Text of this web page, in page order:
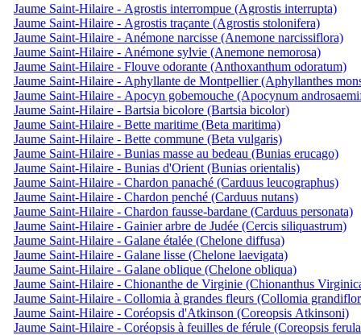
Jaume Saint-Hilaire - Agrostis interrompue (Agrostis interrupta)
Jaume Saint-Hilaire - Agrostis traçante (Agrostis stolonifera)
Jaume Saint-Hilaire - Anémone narcisse (Anemone narcissiflora)
Jaume Saint-Hilaire - Anémone sylvie (Anemone nemorosa)
Jaume Saint-Hilaire - Flouve odorante (Anthoxanthum odoratum)
Jaume Saint-Hilaire - Aphyllante de Montpellier (Aphyllanthes
Jaume Saint-Hilaire - Apocyn gobemouche (Apocynum
Jaume Saint-Hilaire - Bartsia bicolore (Bartsia bicolor)
Jaume Saint-Hilaire - Bette maritime (Beta maritima)
Jaume Saint-Hilaire - Bette commune (Beta vulgaris)
Jaume Saint-Hilaire - Bunias masse au bedeau (Bunias erucago)
Jaume Saint-Hilaire - Bunias d'Orient (Bunias orientalis)
Jaume Saint-Hilaire - Chardon panaché (Carduus leucographus)
Jaume Saint-Hilaire - Chardon penché (Carduus nutans)
Jaume Saint-Hilaire - Chardon fausse-bardane (Carduus personata)
Jaume Saint-Hilaire - Gainier arbre de Judée (Cercis siliquastrum)
Jaume Saint-Hilaire - Galane étalée (Chelone diffusa)
Jaume Saint-Hilaire - Galane lisse (Chelone laevigata)
Jaume Saint-Hilaire - Galane oblique (Chelone obliqua)
Jaume Saint-Hilaire - Chionanthe de Virginie (Chionanthus
Jaume Saint-Hilaire - Collomia à grandes fleurs (Collomia
Jaume Saint-Hilaire - Coréopsis d'Atkinson (Coreopsis Atkinsoni)
Jaume Saint-Hilaire - Coréopsis à feuilles de férule (Coreopsis